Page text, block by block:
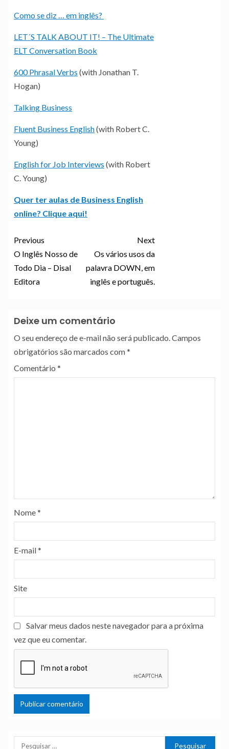
Como se diz … em inglês?
LET´S TALK ABOUT IT! – The Ultimate
ELT Conversation Book
600 Phrasal Verbs (with Jonathan T.
Hogan)
Talking Business
Fluent Business English(with Robert C.
Young)
English for Job Interviews (with Robert
C. Young)
Quer ter aulas de Business English
online? Clique aqui!
Previous
O Inglês Nosso de
Todo Dia – Disal
Editora
Next
Os vários usos da
palavra DOWN, em
inglês e português.
Deixe um comentário
O seu endereço de e-mail não será publicado.Campos
obrigatórios são marcados com*
Comentário *
Nome*
E-mail*
Site
Salvar meus dados neste navegador para a próxima
vez que eu comentar.